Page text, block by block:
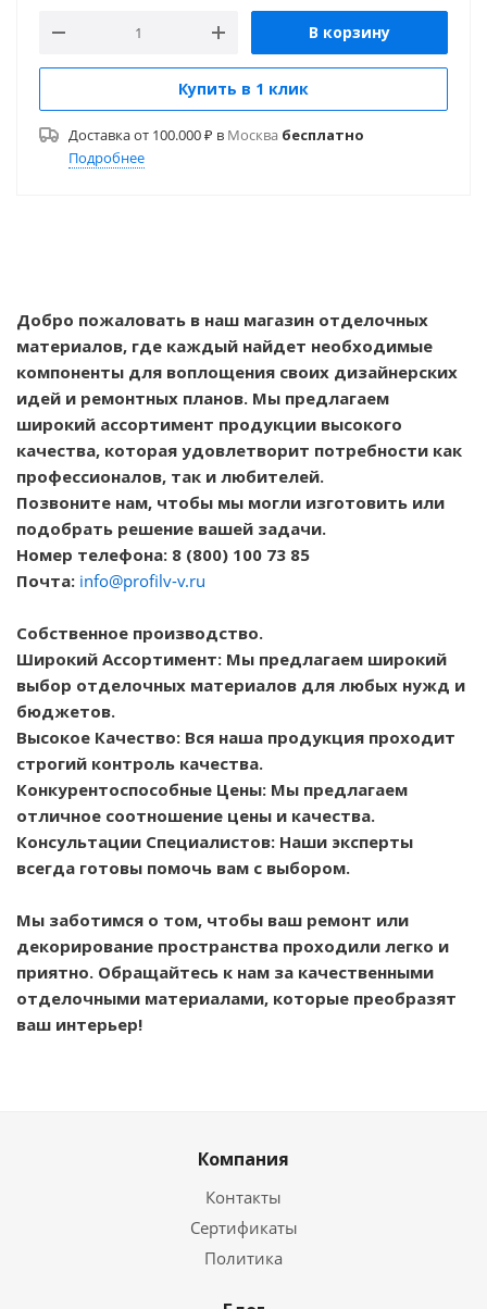
В корзину
Купить в 1 клик
Доставка от 100.000 ₽ в Москва бесплатно
Подробнее
Добро пожаловать в наш магазин отделочных
материалов, где каждый найдет необходимые
компоненты для воплощения своих дизайнерских
идей и ремонтных планов. Мы предлагаем
широкий ассортимент продукции высокого
качества, которая удовлетворит потребности как
профессионалов, так и любителей.
Позвоните нам, чтобы мы могли изготовить или
подобрать решение вашей задачи.
Номер телефона: 8 (800) 100 73 85
Почта: info@profilv-v.ru
Собственное производство.
Широкий Ассортимент: Мы предлагаем широкий
выбор отделочных материалов для любых нужд и
бюджетов.
Высокое Качество: Вся наша продукция проходит
строгий контроль качества.
Конкурентоспособные Цены: Мы предлагаем
отличное соотношение цены и качества.
Консультации Специалистов: Наши эксперты
всегда готовы помочь вам с выбором.
Мы заботимся о том, чтобы ваш ремонт или
декорирование пространства проходили легко и
приятно. Обращайтесь к нам за качественными
отделочными материалами, которые преобразят
ваш интерьер!
Компания
Контакты
Сертификаты
Политика